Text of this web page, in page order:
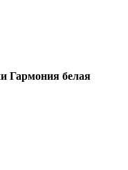
Гармония белая